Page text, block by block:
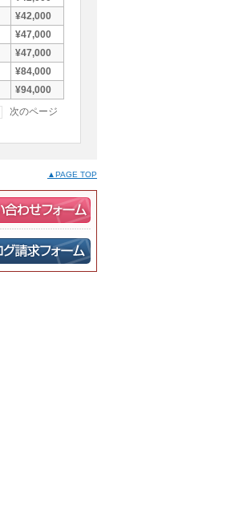
¥42,000
¥47,000
¥47,000
¥84,000
¥94,000
次のページ
▲PAGE TOP